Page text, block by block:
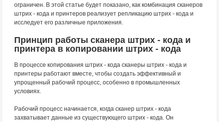
ограничен. В этой статье будет показано, как комбинация сканеров
штрих - кода и принтеров реализует репликацию штрих - кода и
исследует его различные приложения.
Принцип работы сканера штрих - кода и
принтера в копировании штрих - кода
В процессе копирования штрих - кода сканеры штрих - кода и
принтеры работают вместе, чтобы создать эффективный и
упрощенный рабочий процесс, особенно в промышленных
условиях.
Рабочий процесс начинается, когда сканер штрих - кода
захватывает данные из существующего штрих - кода. Он